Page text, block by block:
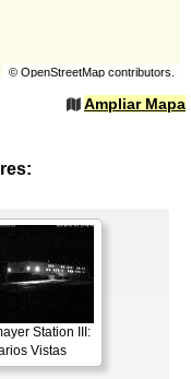
© OpenStreetMapcontributors.
Ampliar Mapa
Station III:
Vistas